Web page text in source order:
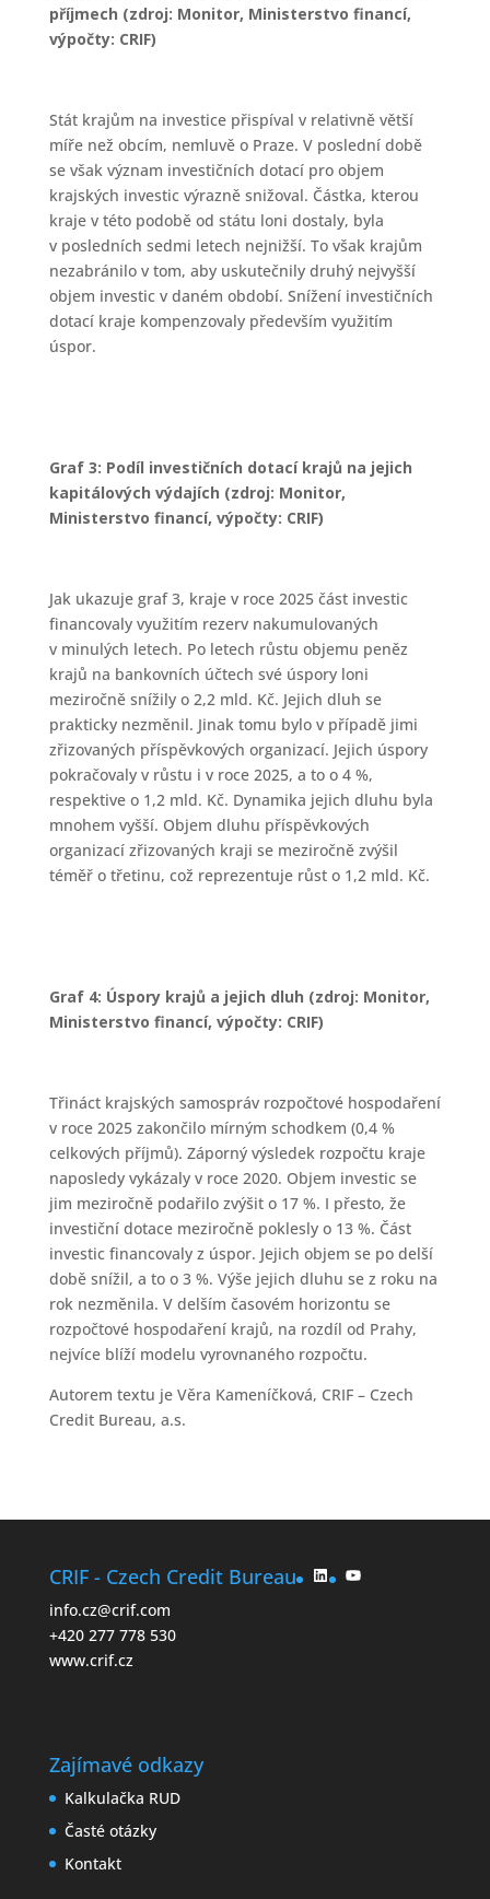
příjmech (zdroj: Monitor, Ministerstvo financí,
výpočty: CRIF)
Stát krajům na investice přispíval v relativně větší
míře než obcím, nemluvě o Praze. V poslední době
se však význam investičních dotací pro objem
krajských investic výrazně snižoval. Částka, kterou
kraje v této podobě od státu loni dostaly, byla
v posledních sedmi letech nejnižší. To však krajům
nezabránilo v tom, aby uskutečnily druhý nejvyšší
objem investic v daném období. Snížení investičních
dotací kraje kompenzovaly především využitím
úspor.
Graf 3: Podíl investičních dotací krajů na jejich
kapitálových výdajích (zdroj: Monitor,
Ministerstvo financí, výpočty: CRIF)
Jak ukazuje graf 3, kraje v roce 2025 část investic
financovaly využitím rezerv nakumulovaných
v minulých letech. Po letech růstu objemu peněz
krajů na bankovních účtech své úspory loni
meziročně snížily o 2,2 mld. Kč. Jejich dluh se
prakticky nezměnil. Jinak tomu bylo v případě jimi
zřizovaných příspěvkových organizací. Jejich úspory
pokračovaly v růstu i v roce 2025, a to o 4 %,
respektive o 1,2 mld. Kč. Dynamika jejich dluhu byla
mnohem vyšší. Objem dluhu příspěvkových
organizací zřizovaných kraji se meziročně zvýšil
téměř o třetinu, což reprezentuje růst o 1,2 mld. Kč.
Graf 4: Úspory krajů a jejich dluh (zdroj: Monitor,
Ministerstvo financí, výpočty: CRIF)
Třináct krajských samospráv rozpočtové hospodaření
v roce 2025 zakončilo mírným schodkem (0,4 %
celkových příjmů). Záporný výsledek rozpočtu kraje
naposledy vykázaly v roce 2020. Objem investic se
jim meziročně podařilo zvýšit o 17 %. I přesto, že
investiční dotace meziročně poklesly o 13 %. Část
investic financovaly z úspor. Jejich objem se po delší
době snížil, a to o 3 %. Výše jejich dluhu se z roku na
rok nezměnila. V delším časovém horizontu se
rozpočtové hospodaření krajů, na rozdíl od Prahy,
nejvíce blíží modelu vyrovnaného rozpočtu.
Autorem textu je Věra Kameníčková, CRIF – Czech
Credit Bureau, a.s.
CRIF - Czech Credit Bureau
info.cz@crif.com
+420 277 778 530
www.crif.cz
LinkedIn YouTube
Zajímavé odkazy
Kalkulačka RUD
Časté otázky
Kontakt